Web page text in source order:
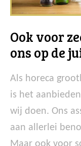
Ook voor
ons op de
Als horeca
is het
wij doen. Ons
aan allerlei
Maar ook voor